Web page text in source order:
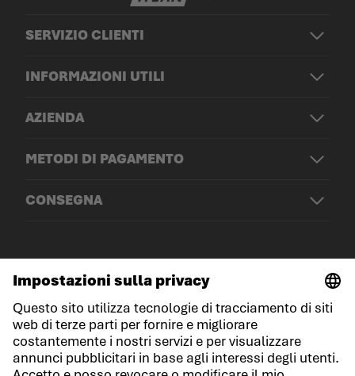
SERVIZIO CLIENTI
INFORMAZIONI UTILI
AZIENDA
METODI DI PAGAMENTO
CONSEGNA
© LOWA Sportschuhe GmbH
Note legali
Protezione dei dati